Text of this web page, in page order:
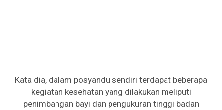
Kata dia, dalam posyandu sendiri terdapat beberapa
kegiatan kesehatan yang dilakukan meliputi
penimbangan bayi dan pengukuran tinggi badan